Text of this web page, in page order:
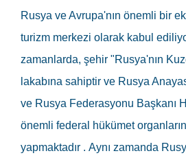
Rusya ve Avrupa'nın önemli bir
turizm merkezi olarak kabul
zamanlarda, şehir "Rusya'nın
lakabına sahiptir ve Rusya
ve Rusya Federasyonu Başkanı
önemli federal hükümet
yapmaktadır . Aynı zamanda